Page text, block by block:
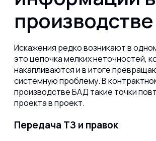
Искажения редко возникают в
это цепочка мелких неточностей,
накапливаются и в итоге
системную проблему. В
производстве БАД такие точки
проекта в проект.
Передача ТЗ и правок